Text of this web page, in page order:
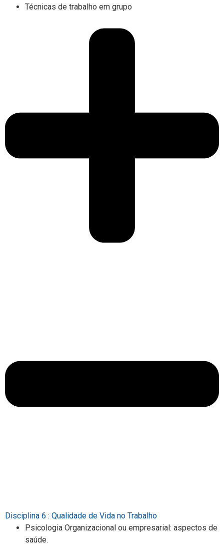
Técnicas de trabalho em grupo
Disciplina 6 : Qualidade de Vida no Trabalho
Psicologia Organizacional ou empresarial: aspectos de
saúde.